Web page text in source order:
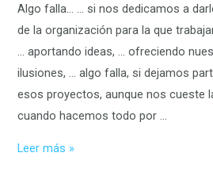
Algo falla… … si nos dedicamos a
de la organización para la que
… aportando ideas, … ofreciendo
ilusiones, … algo falla, si dejamos
esos proyectos, aunque nos cueste
cuando hacemos todo por …
Leer más »